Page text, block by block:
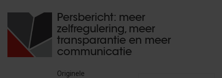
Persbericht: meer
zelfregulering, meer
transparantie en meer
communicatie
Originele